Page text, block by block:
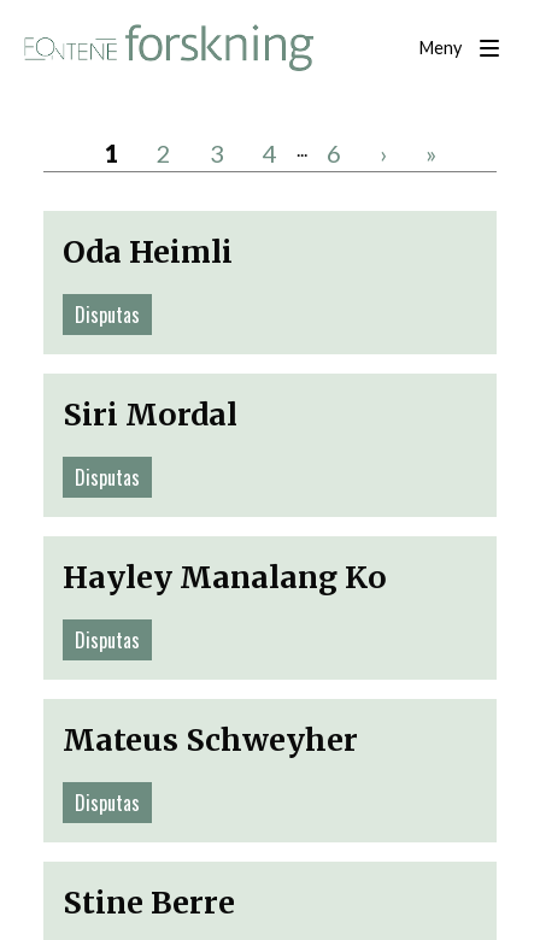
Meny
1 2 3 4 ... 6 › »
Oda Heimli
Disputas
Siri Mordal
Disputas
Hayley Manalang Ko
Disputas
Mateus Schweyher
Disputas
Stine Berre